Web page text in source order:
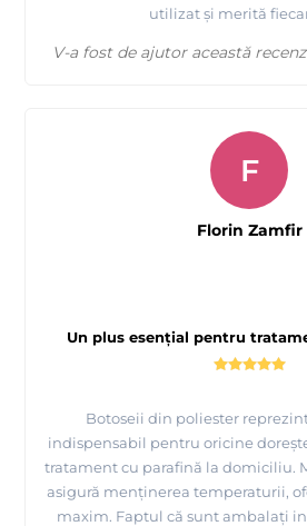
utilizat și merită
V-a fost de ajutor această
Un plus esențial pentru
Botoseii din poliester
indispensabil pentru oricine
tratament cu parafină la domiciliu.
asigură menținerea temperaturii,
maxim. Faptul că sunt ambalați
F
Florin Zamfir